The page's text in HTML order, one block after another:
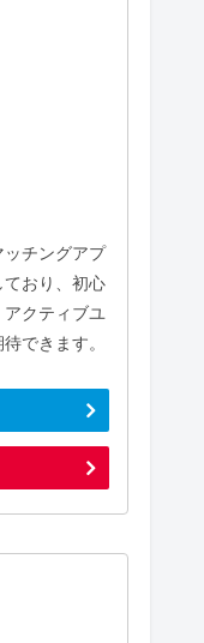
チングアプ
ており、初心
クティブユ
できます。